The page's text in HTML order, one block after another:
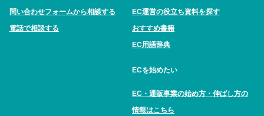
問い合わせフォームから相談する
電話で相談する
EC運営の役立ち資料を探す
おすすめ書籍
EC用語辞典
ECを始めたい
EC・通販事業の始め方・伸ばし方の
情報はこちら